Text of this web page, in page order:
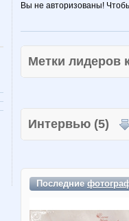
Вы не авторизованы!
Метки
Интервью (5)
Последние